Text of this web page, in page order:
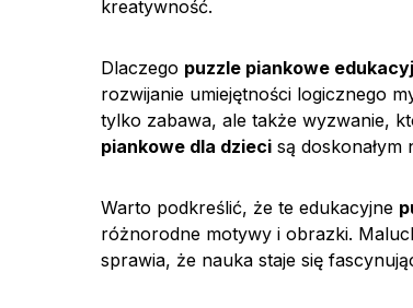
kreatywność.
Dlaczego puzzle piankowe
rozwijanie umiejętności logicznego
tylko zabawa, ale także wyzwanie,
piankowe dla dzieci są doskonałym
Warto podkreślić, że te edukacyjne
różnorodne motywy i obrazki.
sprawia, że nauka staje się